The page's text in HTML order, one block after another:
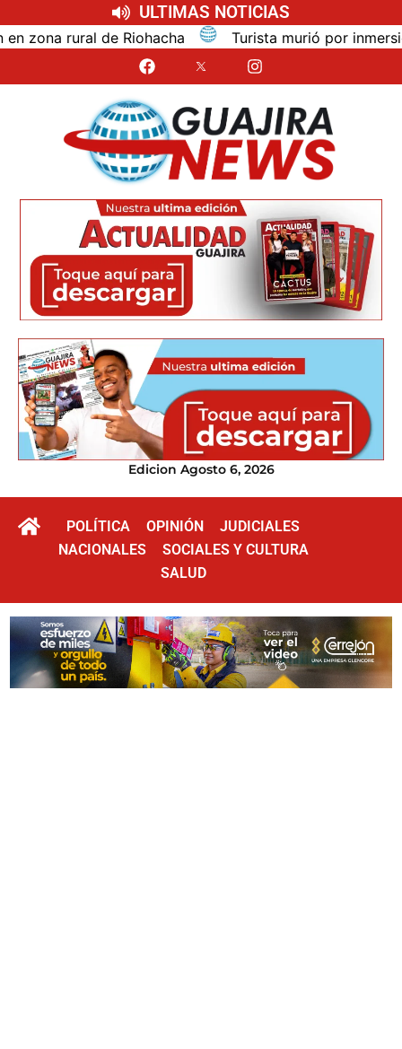
ULTIMAS NOTICIAS
rural de Riohacha Turista murió por inmersión
Edicion Agosto 6, 2026
POLÍTICA OPINIÓN
JUDICIALES
NACIONALES
SOCIALES Y CULTURA
SALUD